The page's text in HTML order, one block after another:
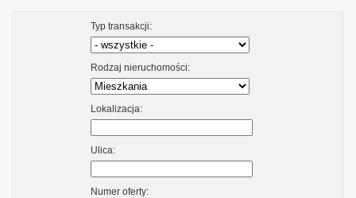
Typ transakcji:
Rodzaj nieruchomości:
Lokalizacja:
Ulica:
Numer oferty: